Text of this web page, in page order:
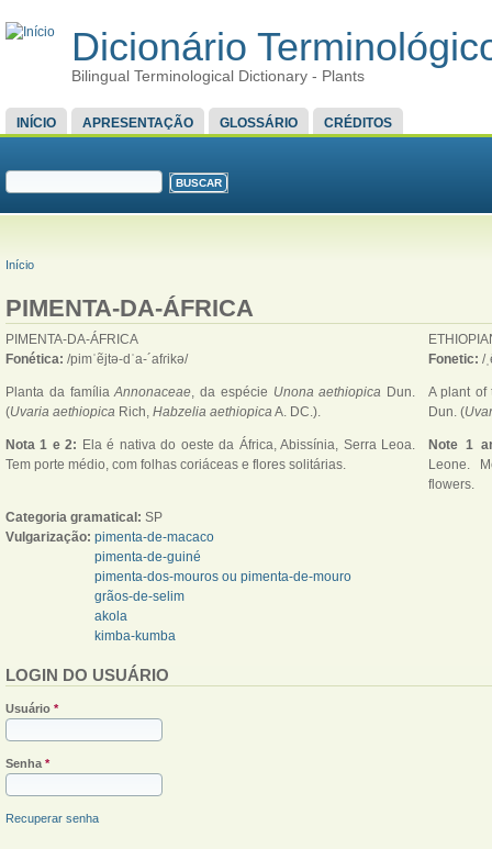
Dicionário
Bilingual Terminological Dictionary - Plants
MENU PRINCIPAL
INÍCIO APRESENTAÇÃO GLOSSÁRIO CRÉDITOS
FORMULÁRIO DE BUSCA
VOCÊ ESTÁ AQUI
Início
PIMENTA-DA-ÁFRICA
PIMENTA-DA-ÁFRICA
Fonética: /pimˈẽjtə-dˈa-´afɾikə/
Planta da família Annonaceae , da espécie Unona aethiopica Dun.
(Uvaria aethiopica Rich, Habzelia aethiopica A. DC.).
Nota 1 e 2: Ela é nativa do oeste da África, Abissínia, Serra Leoa.
Tem porte médio, com folhas coriáceas e flores solitárias.
Fonetic: /
A plant
Dun. (
Note 1
Leone.
flowers.
Categoria gramatical: SP
Vulgarização: pimenta-de-macaco
pimenta-de-guiné
pimenta-dos-mouros ou pimenta-de-mouro
grãos-de-selim
akola
kimba-kumba
LOGIN DO USUÁRIO
Usuário *
Senha *
Recuperar senha